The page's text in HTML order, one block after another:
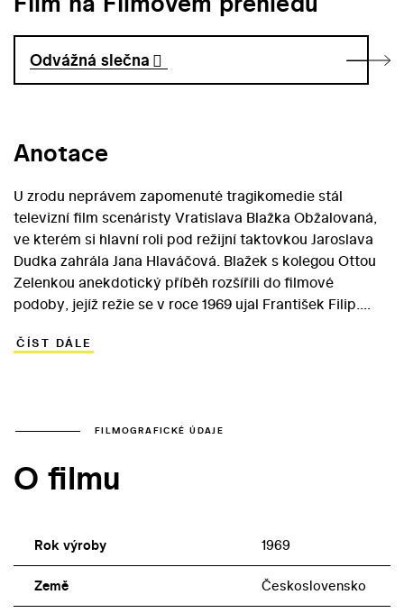
Odvážná slečna
Anotace
U zrodu neprávem zapomenuté tragikomedie stál
televizní film scenáristy Vratislava Blažka Obžalovaná,
ve kterém si hlavní roli pod režijní taktovkou Jaroslava
Dudka zahrála Jana Hlaváčová. Blažek s kolegou Ottou
Zelenkou anekdotický příběh rozšířili do filmové
podoby, jejíž režie se v roce 1969 ujal František Filip.
zapisovatelka – staropanenská slečna Míková. Ta se
Zamilovaný předseda senátu Kroupa i oficiální
kapitulovat… V nestandardně pojatém snímku rezonuje
ČÍST DÁLE
FILMOGRAFICKÉ ÚDAJE
O filmu
Rok výroby 1969
Země Československo